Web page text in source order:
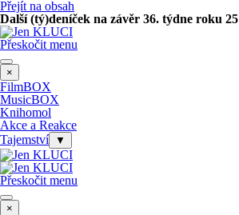
Přejít na obsah
Další (tý)deníček na závěr 36. týdne roku 25
Přeskočit menu
×
FilmBOX
MusicBOX
Knihomol
Akce a Reakce
Tajemství
▼
Přeskočit menu
×